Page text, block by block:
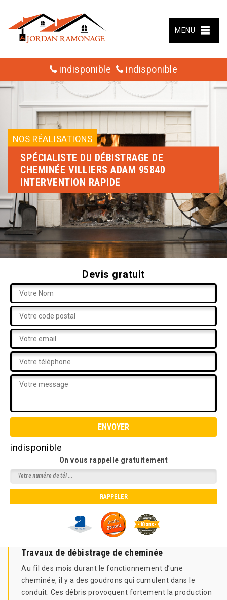
MENU
indisponible indisponible
NOS RÉALISATIONS
SPÉCIALISTE DU DÉBISTRAGE DE
CHEMINÉE VILLIERS ADAM 95840
INTERVENTION RAPIDE
Devis gratuit
indisponible
On vous rappelle gratuitement
Travaux de débistrage de cheminée
Au fil des mois durant le fonctionnement d’une
cheminée, il y a des goudrons qui cumulent dans le
conduit. Ces débris provoquent fortement la production